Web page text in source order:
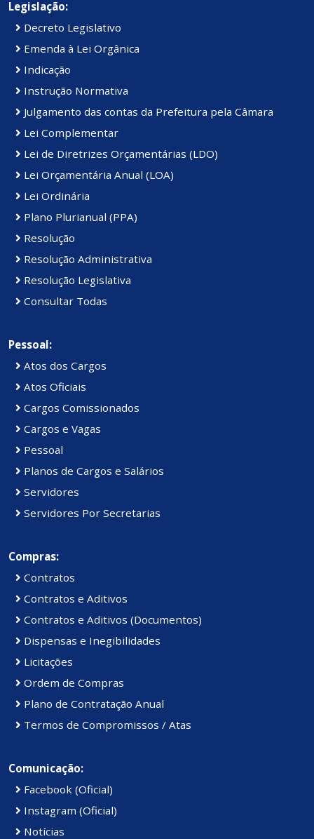
Legislação:
Decreto Legislativo
Emenda à Lei Orgânica
Indicação
Instrução Normativa
Julgamento das contas da Prefeitura pela Câmara
Lei Complementar
Lei de Diretrizes Orçamentárias (LDO)
Lei Orçamentária Anual (LOA)
Lei Ordinária
Plano Plurianual (PPA)
Resolução
Resolução Administrativa
Resolução Legislativa
Consultar Todas
Pessoal:
Atos dos Cargos
Atos Oficiais
Cargos Comissionados
Cargos e Vagas
Pessoal
Planos de Cargos e Salários
Servidores
Servidores Por Secretarias
Compras:
Contratos
Contratos e Aditivos
Contratos e Aditivos (Documentos)
Dispensas e Inegibilidades
Licitações
Ordem de Compras
Plano de Contratação Anual
Termos de Compromissos / Atas
Comunicação:
Facebook (Oficial)
Instagram (Oficial)
Notícias